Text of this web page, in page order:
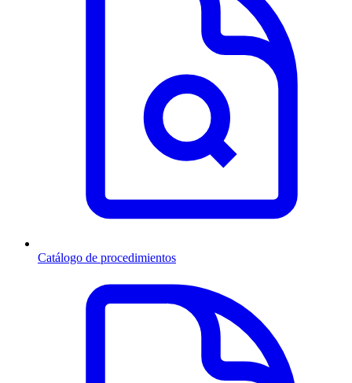
Catálogo de procedimientos